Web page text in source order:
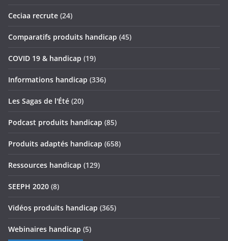
Ceciaa recrute (24)
Comparatifs produits handicap (45)
COVID 19 & handicap (19)
Informations handicap (336)
Les Sagas de l'Été (20)
Podcast produits handicap (85)
Produits adaptés handicap (658)
Ressources handicap (129)
SEEPH 2020 (8)
Vidéos produits handicap (365)
Webinaires handicap (5)